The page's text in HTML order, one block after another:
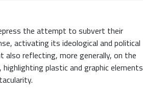
the attempt to subvert their
activating its ideological and political
reflecting, more generally, on the
plastic and graphic elements